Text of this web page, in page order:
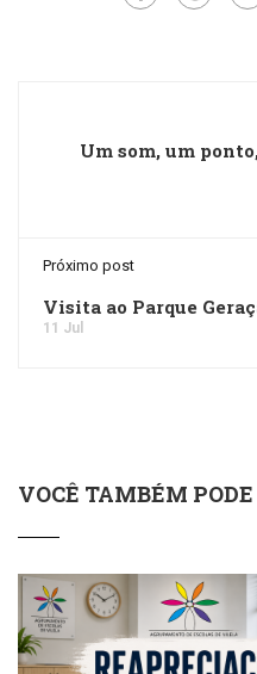
Um som, um
Próximo post
Visita ao Parque
11 Jul
VOCÊ TAMBÉM PODE